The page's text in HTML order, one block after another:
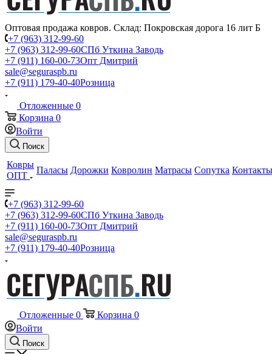
Оптовая продажа ковров. Склад: Покровская дорога 16 лит Б
+7 (963) 312-99-60
+7 (963) 312-99-60СПб Уткина Заводь
+7 (911) 160-00-73Опт Дмитрий
sale@seguraspb.ru
+7 (911) 179-40-40Розница
Отложенные 0
Корзина 0
Войти
Поиск
Ковры
ОПТ
Паласы Дорожки Ковролин Матрасы Сопутка Контакты
+7 (963) 312-99-60
+7 (963) 312-99-60СПб Уткина Заводь
+7 (911) 160-00-73Опт Дмитрий
sale@seguraspb.ru
+7 (911) 179-40-40Розница
Отложенные 0 Корзина 0
Войти
Поиск